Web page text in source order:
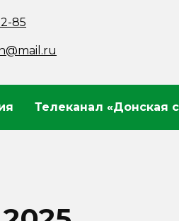
85
Телеканал «Донская